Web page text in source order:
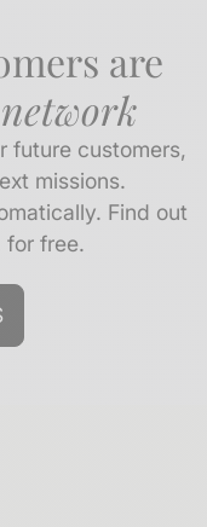
are
future customers,
missions.
Find out
for free.